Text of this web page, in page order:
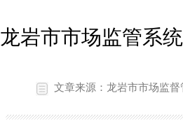
龙岩市市场监管系
文章来源：龙岩市市场监督